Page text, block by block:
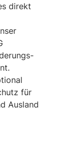
direkt
für
Ausland